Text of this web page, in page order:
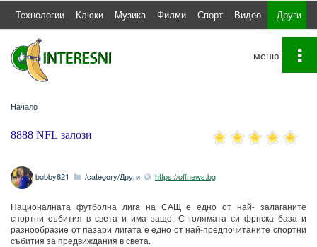
Технологии Клюки Музика Филми Спорт Видео Други
Начало
8888 NFL залози
bobby621 /category/Други https://offnews.bg
Националната футболна лига на САЩ е едно от най- залаганите
спортни събития в света и има защо. С голямата си фрнска база и
разнообразие от пазари лигата е едно от най-предпочитаните спортни
събития за предвиждания в света.